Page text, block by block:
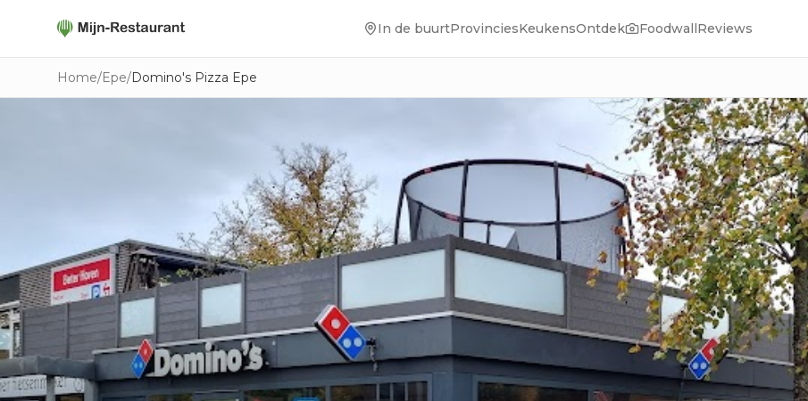
In de buurtProvinciesKeukensOntdek FoodwallReviews
Home/Epe/Domino's Pizza Epe